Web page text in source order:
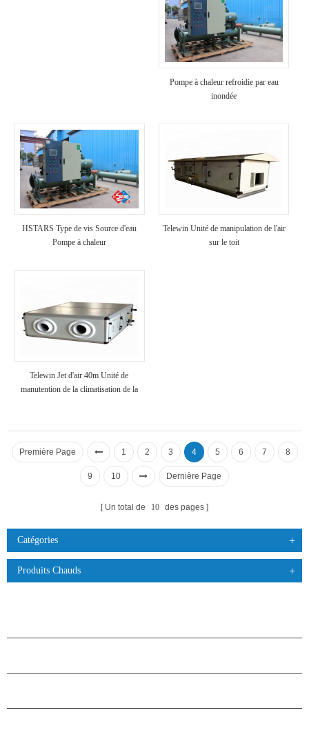
Pompe à chaleur refroidie par eau
inondée
HSTARS Type de vis Source d'eau
Pompe à chaleur
Telewin Unité de manipulation de l'air
sur le toit
Telewin Jet d'air 40m Unité de
manutention de la climatisation de la
Première Page 1 2 3 4 5 6 7 8
9 10 Dernière Page
Un total de 10 des pages
Catégories
Produits Chauds